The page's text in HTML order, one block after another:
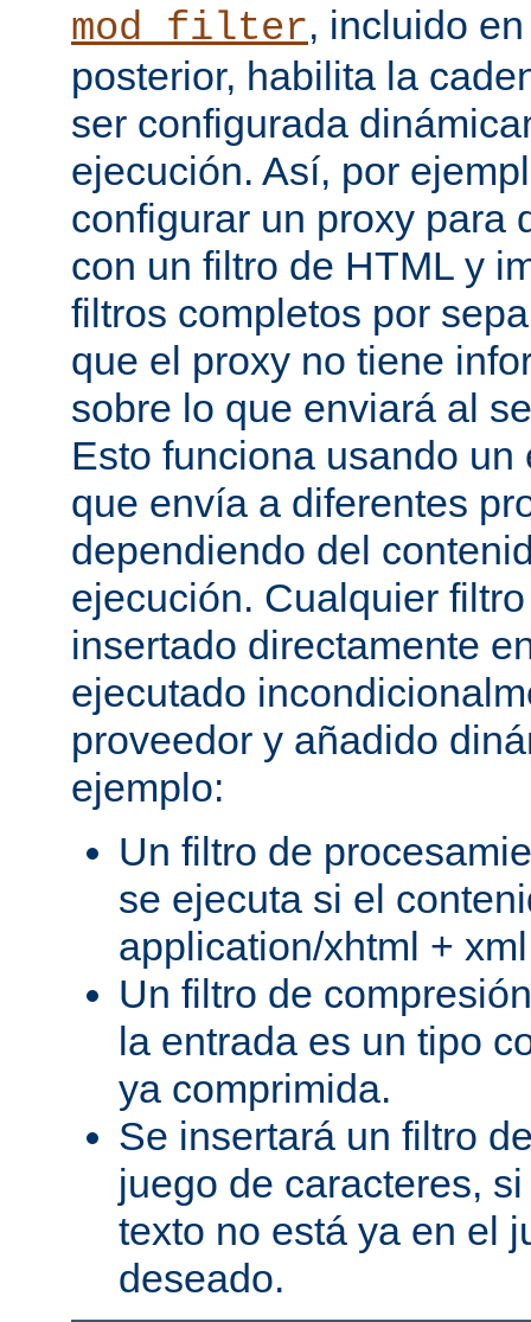
mod_filter, incluido
posterior, habilita la
ser configurada
ejecución. Así, por
configurar un proxy para
con un filtro de HTML y
filtros completos por
que el proxy no tiene
sobre lo que enviará al
Esto funciona usando un
que envía a diferentes
dependiendo del
ejecución. Cualquier
insertado directamente
ejecutado
proveedor y añadido
ejemplo:
Un filtro de
se ejecuta si el
application/xhtml +
Un filtro de
la entrada es un tipo
ya comprimida.
Se insertará un filtro
juego de caracteres,
texto no está ya en el
deseado.